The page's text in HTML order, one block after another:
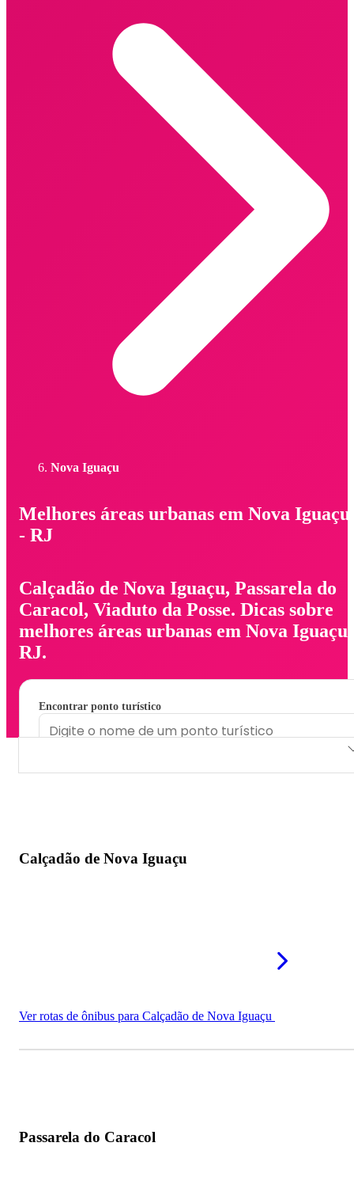
Nova Iguaçu
Melhores áreas urbanas em Nova Iguaçu
- RJ
Calçadão de Nova Iguaçu, Passarela do
Caracol, Viaduto da Posse. Dicas sobre
melhores áreas urbanas em Nova Iguaçu
RJ.
Encontrar ponto turístico
Calçadão de Nova Iguaçu
Ver rotas de ônibus para Calçadão de Nova Iguaçu
Passarela do Caracol